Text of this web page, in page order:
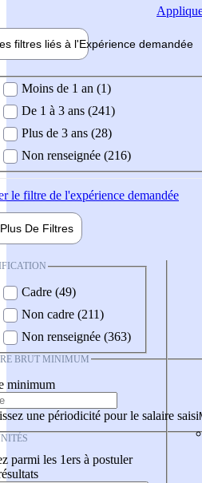
filtres liés à l'Expérience demandée
demandée
Moins de 1 an (1)
De 1 à 3 ans (241)
Plus de 3 ans (28)
Non renseignée (216)
le filtre de l'expérience demandée
Plus De Filtres
Cadre (49)
Non cadre (211)
Non renseignée (363)
BRUT MINIMUM
minimum
une périodicité pour le salaire saisi
parmi les 1ers à postuler